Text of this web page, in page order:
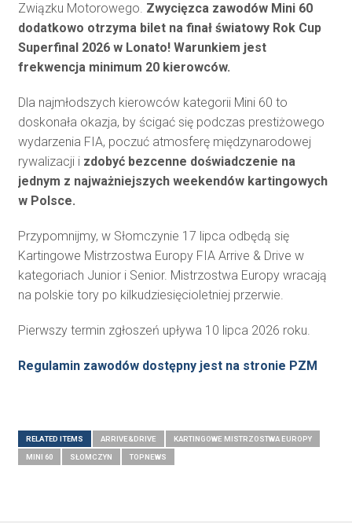
Związku Motorowego. Zwycięzca zawodów Mini 60
dodatkowo otrzyma bilet na finał światowy Rok Cup
Superfinal 2026 w Lonato! Warunkiem jest
frekwencja minimum 20 kierowców.
Dla najmłodszych kierowców kategorii Mini 60 to
doskonała okazja, by ścigać się podczas prestiżowego
wydarzenia FIA, poczuć atmosferę międzynarodowej
rywalizacji i zdobyć bezcenne doświadczenie na
jednym z najważniejszych weekendów kartingowych
w Polsce.
Przypomnijmy, w Słomczynie 17 lipca odbędą się
Kartingowe Mistrzostwa Europy FIA Arrive & Drive w
kategoriach Junior i Senior. Mistrzostwa Europy wracają
na polskie tory po kilkudziesięcioletniej przerwie.
Pierwszy termin zgłoszeń upływa 10 lipca 2026 roku.
Regulamin zawodów dostępny jest na stronie PZM
RELATED ITEMS ARRIVE&DRIVE KARTINGOWE MISTRZOSTWA EUROPY
MINI 60 SŁOMCZYN TOPNEWS